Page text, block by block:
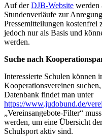
Auf derDJB-Website werden
Stundenverläufe zur
Pressemitteilungen kostenfrei
jedoch nur als Basis und
werden.
Suche nach
Interessierte Schulen können
Kooperationsvereinen
Datenbank findet man unter
https://www.judobund.de/
„Vereinsangebote-Filter“
werden, um eine Übersicht
Schulsport aktiv sind.